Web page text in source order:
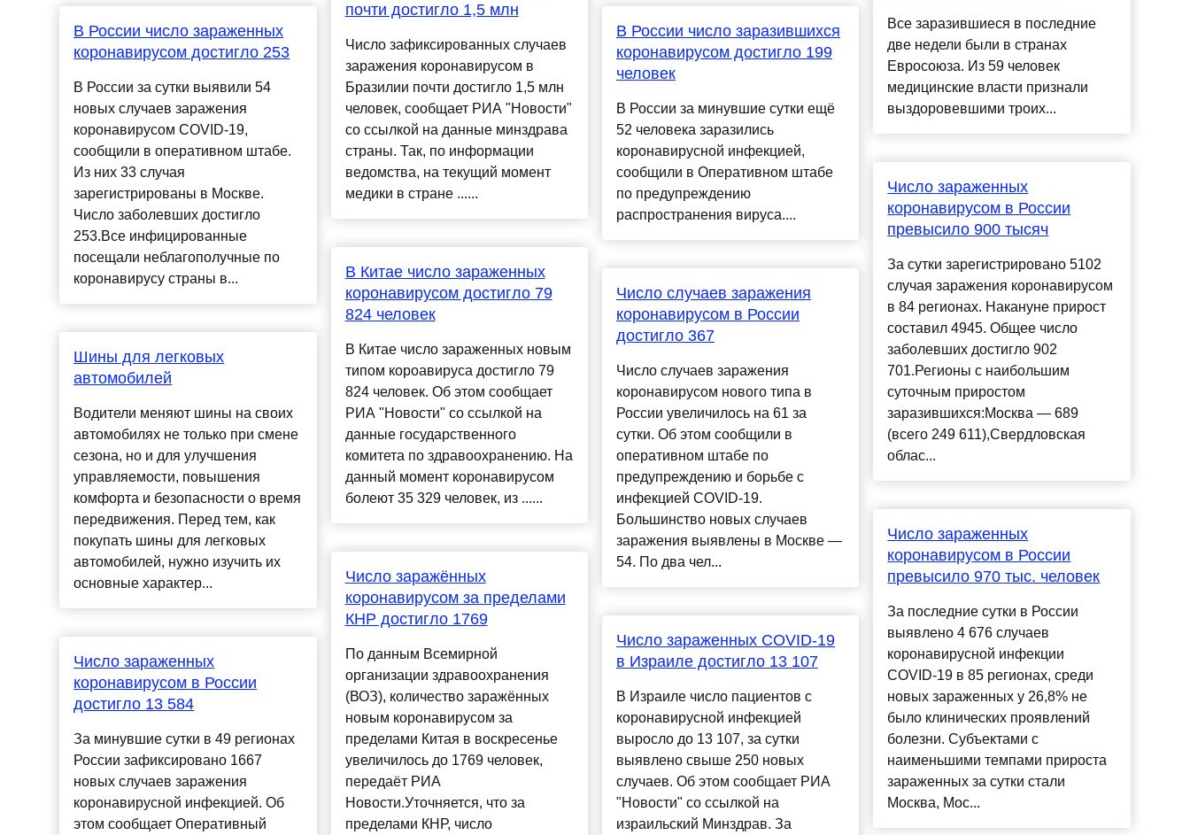
В России число зараженных
коронавирусом достигло 253
В России за сутки выявили 54
новых случаев заражения
коронавирусом COVID-19,
сообщили в оперативном штабе.
Из них 33 случая
зарегистрированы в Москве.
Число заболевших достигло
253.Все инфицированные
посещали неблагополучные по
коронавирусу страны в...
Шины для легковых
автомобилей
Водители меняют шины на своих
автомобилях не только при смене
сезона, но и для улучшения
управляемости, повышения
комфорта и безопасности о время
передвижения. Перед тем, как
покупать шины для легковых
автомобилей, нужно изучить их
основные характер...
Число зараженных
коронавирусом в России
достигло 13 584
За минувшие сутки в 49 регионах
России зафиксировано 1667
новых случаев заражения
коронавирусной инфекцией. Об
этом сообщает Оперативный
почти достигло 1,5 млн
Число зафиксированных случаев
заражения коронавирусом в
Бразилии почти достигло 1,5 млн
человек, сообщает РИА "Новости"
со ссылкой на данные минздрава
страны. Так, по информации
ведомства, на текущий момент
медики в стране ......
В Китае число зараженных
коронавирусом достигло 79
824 человек
В Китае число зараженных новым
типом короавируса достигло 79
824 человек. Об этом сообщает
РИА "Новости" со ссылкой на
данные государственного
комитета по здравоохранению. На
данный момент коронавирусом
болеют 35 329 человек, из ......
Число заражённых
коронавирусом за пределами
КНР достигло 1769
По данным Всемирной
организации здравоохранения
(ВОЗ), количество заражённых
новым коронавирусом за
пределами Китая в воскресенье
увеличилось до 1769 человек,
передаёт РИА
Новости.Уточняется, что за
пределами КНР, число
В России число заразившихся
коронавирусом достигло 199
человек
В России за минувшие сутки ещё
52 человека заразились
коронавирусной инфекцией,
сообщили в Оперативном штабе
по предупреждению
распространения вируса....
Число случаев заражения
коронавирусом в России
достигло 367
Число случаев заражения
коронавирусом нового типа в
России увеличилось на 61 за
сутки. Об этом сообщили в
оперативном штабе по
предупреждению и борьбе с
инфекцией COVID-19.
Большинство новых случаев
заражения выявлены в Москве —
54. По два чел...
Число зараженных COVID-19
в Израиле достигло 13 107
В Израиле число пациентов с
коронавирусной инфекцией
выросло до 13 107, за сутки
выявлено свыше 250 новых
случаев. Об этом сообщает РИА
"Новости" со ссылкой на
израильский Минздрав. За
Все заразившиеся в последние
две недели были в странах
Евросоюза. Из 59 человек
медицинские власти признали
выздоровевшими троих...
Число зараженных
коронавирусом в России
превысило 900 тысяч
За сутки зарегистрировано 5102
случая заражения коронавирусом
в 84 регионах. Накануне прирост
составил 4945. Общее число
заболевших достигло 902
701.Регионы с наибольшим
суточным приростом
заразившихся:Москва — 689
(всего 249 611),Свердловская
облас...
Число зараженных
коронавирусом в России
превысило 970 тыс. человек
За последние сутки в России
выявлено 4 676 случаев
коронавирусной инфекции
COVID-19 в 85 регионах, среди
новых зараженных у 26,8% не
было клинических проявлений
болезни. Субъектами с
наименьшими темпами прироста
зараженных за сутки стали
Москва, Мос...